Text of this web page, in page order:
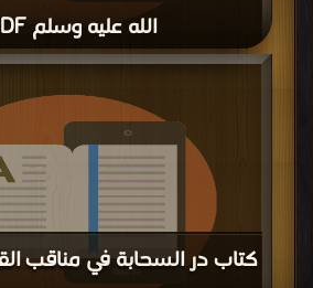
الله عليه وسلم PDF
كتب في احلى| التحميل :
كتاب در السحابة في مناقب